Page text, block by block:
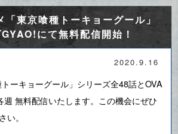
「東京喰種トーキョーグール」
にて無料配信開始！
2020.9.16
ーキョーグール」シリーズ全48話とOVA
週 無料配信いたします。この機会にぜひ
。